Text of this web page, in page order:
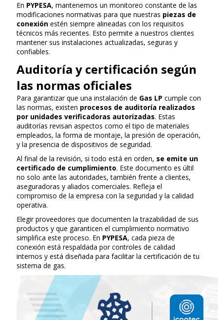
En PYPESA, mantenemos un monitoreo constante de las
modificaciones normativas para que nuestras piezas de
conexión estén siempre alineadas con los requisitos
técnicos más recientes. Esto permite a nuestros clientes
mantener sus instalaciones actualizadas, seguras y
confiables.
Auditoría y certificación según
las normas oficiales
Para garantizar que una instalación de Gas LP cumple con
las normas, existen procesos de auditoría realizados
por unidades verificadoras autorizadas. Estas
auditorías revisan aspectos como el tipo de materiales
empleados, la forma de montaje, la presión de operación,
y la presencia de dispositivos de seguridad.
Al final de la revisión, si todo está en orden, se emite un
certificado de cumplimiento. Este documento es últil
no solo ante las autoridades, también frente a clientes,
aseguradoras y aliados comerciales. Refleja el
compromiso de la empresa con la seguridad y la calidad
operativa.
Elegir proveedores que documenten la trazabilidad de sus
productos y que garanticen el cumplimiento normativo
simplifica este proceso. En PYPESA, cada pieza de
conexión está respaldada por controles de calidad
internos y está diseñada para facilitar la certificación de tu
sistema de gas.